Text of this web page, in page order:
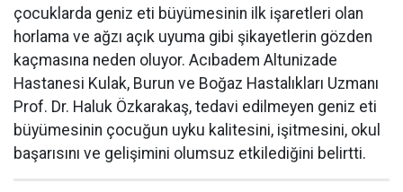
çocuklarda geniz eti büyümesinin ilk işaretleri olan
horlama ve ağzı açık uyuma gibi şikayetlerin gözden
kaçmasına neden oluyor. Acıbadem Altunizade
Hastanesi Kulak, Burun ve Boğaz Hastalıkları Uzmanı
Prof. Dr. Haluk Özkarakaş, tedavi edilmeyen geniz eti
büyümesinin çocuğun uyku kalitesini, işitmesini, okul
başarısını ve gelişimini olumsuz etkilediğini belirtti.